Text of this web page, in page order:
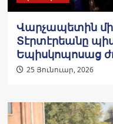
Վարչապետին
Տէրտէրեանը
Եպիսկոպոսաց
25 Յունուար, 2026